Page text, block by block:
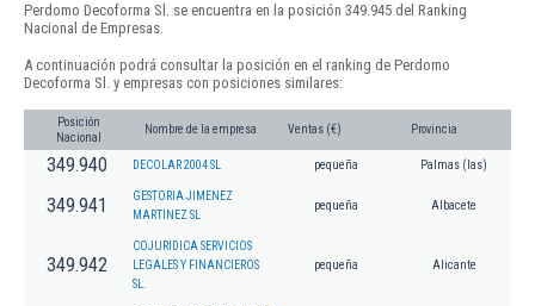
Perdomo Decoforma Sl. se encuentra en la posición 349.945 del Ranking
Nacional de Empresas.
A continuación podrá consultar la posición en el ranking de Perdomo
Decoforma Sl. y empresas con posiciones similares:
Posición
Nacional
Nombre de la empresa Ventas (€) Provincia
349.940 DECOLAR 2004 SL pequeña Palmas (las)
349.941
GESTORIA JIMENEZ
MARTINEZ SL
pequeña Albacete
349.942
COJURIDICA SERVICIOS
LEGALES Y FINANCIEROS
SL.
pequeña Alicante